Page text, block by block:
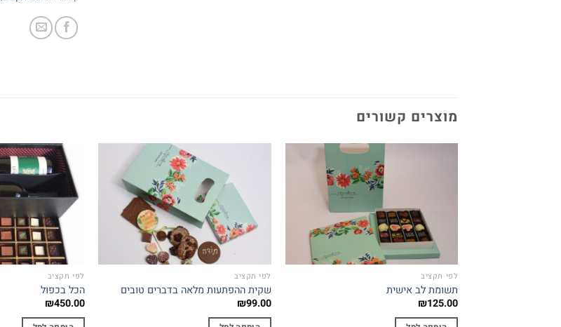
מוצרים קשורים
לפי תקציב
תשומת לב אישית
₪125.00
Add to
wishlist
לפי תקציב
שקית ההפתעות מלאה בדברים טובים
₪99.00
לפי תקציב
הכל בכפול
₪450.00